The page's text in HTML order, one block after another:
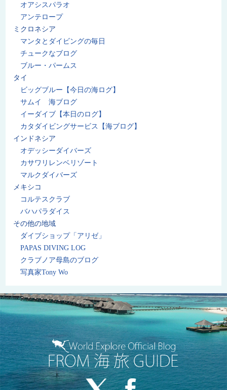
オアシスパラオ
アンテロープ
ミクロネシア
マンタとダイビングの毎日
チュークなブログ
ブルー・パームス
タイ
ビッグブルー【今日の海ログ】
サムイ 海ブログ
イーダイブ【本日のログ】
カタダイビングサービス【海ブログ】
インドネシア
オデッシーダイバーズ
カサワリレンベリゾート
マルクダイバーズ
メキシコ
コルテスクラブ
バハパラダイス
その他の地域
ダイブショップ「アリゼ」
PAPAS DIVING LOG
クラブノア母島のブログ
写真家Tony Wo